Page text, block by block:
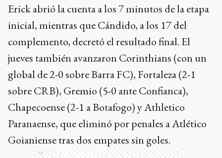
Erick abrió la cuenta a los 7 minutos de la etapa
inicial, mientras que Cándido, a los 17 del
complemento, decretó el resultado final. El
jueves también avanzaron Corinthians (con un
global de 2-0 sobre Barra FC), Fortaleza (2-1
sobre CRB), Gremio (5-0 ante Confianca),
Chapecoense (2-1 a Botafogo) y Athletico
Paranaense, que eliminó por penales a Atlético
Goianiense tras dos empates sin goles.
Ads